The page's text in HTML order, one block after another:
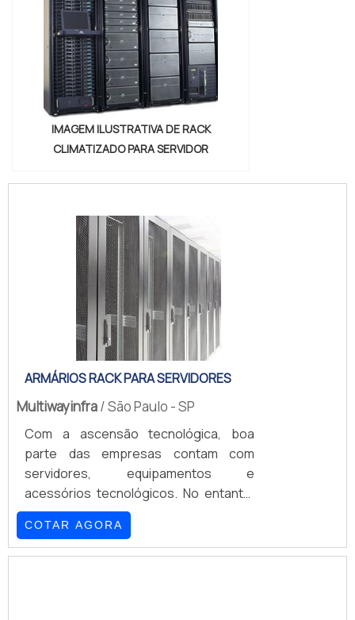
IMAGEM ILUSTRATIVA DE RACK
CLIMATIZADO PARA SERVIDOR
ARMÁRIOS RACK PARA SERVIDORES
Multiwayinfra/ São Paulo - SP
Com a ascensão tecnológica, boa
parte das empresas contam com
servidores, equipamentos e
acessórios tecnológicos. No entanto,
deixá-los soltos e sem a devida
organização pode resultar em
acidentes graves, assim como a perda
COTAR AGORA